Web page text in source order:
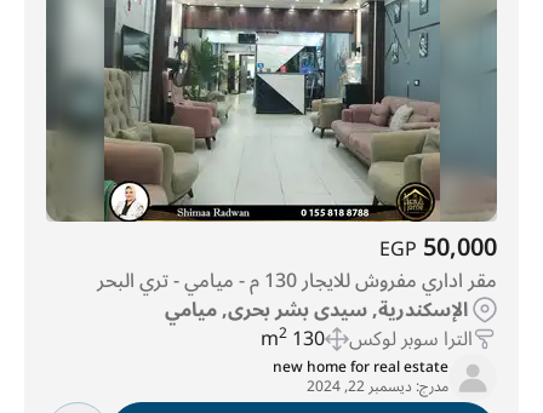
50,000
EGP
مقر اداري مفروش للايجار 130 م - ميامي - تري البحر
الإسكندرية, سيدى بشر بحرى, ميامي
الترا سوبر لوكس 130 m
2
new home for real estate
مدرج: ديسمبر 22, 2024